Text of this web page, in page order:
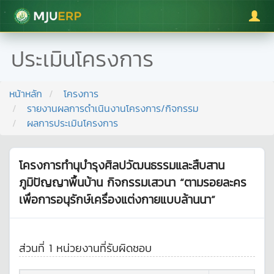
มหาวิทยาลัยแม่โจ้
ประเมินโครงการ
หน้าหลัก
โครงการ
รายงานผลการดำเนินงานโครงการ/กิจกรรม
ผลการประเมินโครงการ
โครงการทำนุบำรุงศิลปวัฒนธรรมและสืบสาน
ภูมิปัญญาพื้นบ้าน กิจกรรมเสวนา “ตามรอยละคร
เพื่อการอนุรักษ์เครื่องแต่งกายแบบล้านนา”
ส่วนที่ 1 หน่วยงานที่รับผิดชอบ